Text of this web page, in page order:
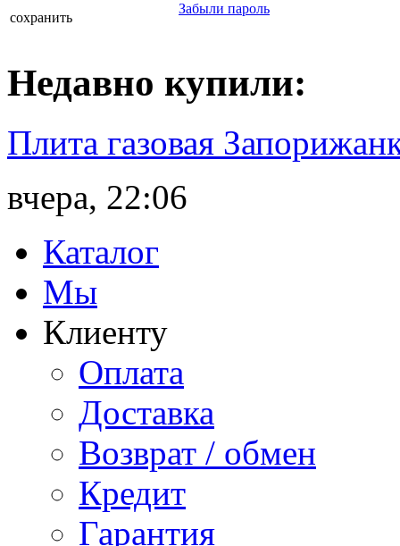
сохранить
Забыли пароль
Недавно купили:
Плита газовая
вчера, 22:06
Каталог
Мы
Клиенту
Оплата
Доставка
Возврат / обмен
Кредит
Гарантия